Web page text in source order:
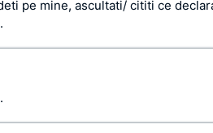
pe mine, ascultati/ cititi ce